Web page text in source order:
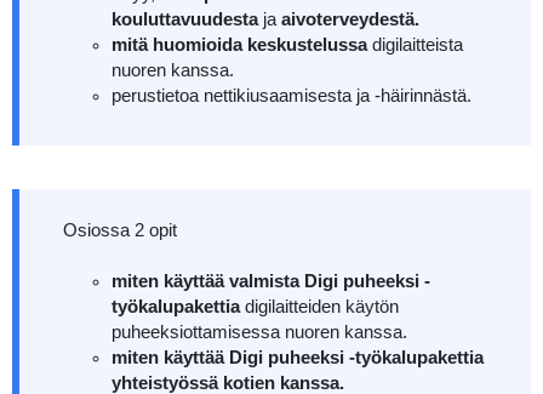
kouluttavuudestajaaivoterveydestä.
mitä huomioida keskustelussadigilaitteista
nuoren kanssa.
perustietoa nettikiusaamisesta ja -häirinnästä.
Osiossa 2 opit
miten käyttää valmista Digi puheeksi -
työkalupakettiadigilaitteiden käytön
puheeksiottamisessa nuoren kanssa.
miten käyttää Digi puheeksi -työkalupakettia
yhteistyössä kotien kanssa.